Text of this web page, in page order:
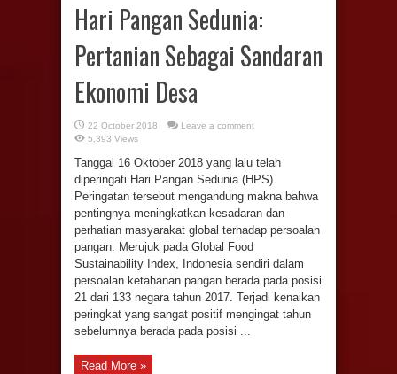
Hari Pangan Sedunia:
Pertanian Sebagai Sandaran
Ekonomi Desa
22 October 2018
Leave a comment
5,393 Views
Tanggal 16 Oktober 2018 yang lalu telah
diperingati Hari Pangan Sedunia (HPS).
Peringatan tersebut mengandung makna bahwa
pentingnya meningkatkan kesadaran dan
perhatian masyarakat global terhadap persoalan
pangan. Merujuk pada Global Food
Sustainability Index, Indonesia sendiri dalam
persoalan ketahanan pangan berada pada posisi
21 dari 133 negara tahun 2017. Terjadi kenaikan
peringkat yang sangat positif mengingat tahun
sebelumnya berada pada posisi ...
Read More »